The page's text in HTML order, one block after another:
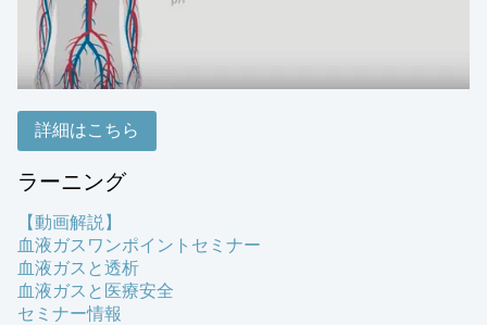
詳細はこちら
ラーニング
【動画解説】
血液ガスワンポイントセミナー
血液ガスと透析
血液ガスと医療安全
セミナー情報